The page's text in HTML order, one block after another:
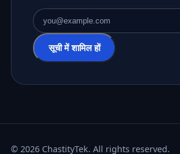
ईमेल पतासूची में शामिल हों
© 2026 ChastityTek. All rights reserved.